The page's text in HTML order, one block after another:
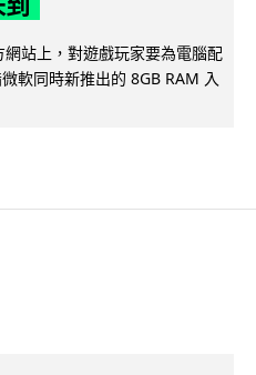
站上，對遊戲玩家要為電腦配
軟同時新推出的 8GB RAM 入